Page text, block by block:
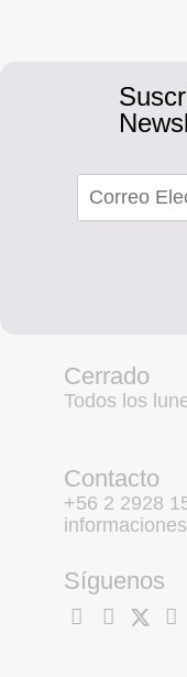
Cerrado
Todos los
Contacto
+56 2 2928
Síguenos